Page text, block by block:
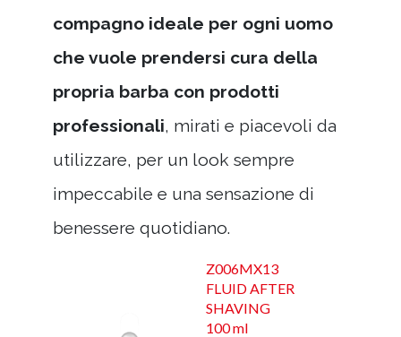
compagno ideale per ogni uomo
che vuole prendersi cura della
propria barba con prodotti
professionali, mirati e piacevoli da
utilizzare, per un look sempre
impeccabile e una sensazione di
benessere quotidiano.
Z006MX13
FLUID AFTER
SHAVING
100 ml